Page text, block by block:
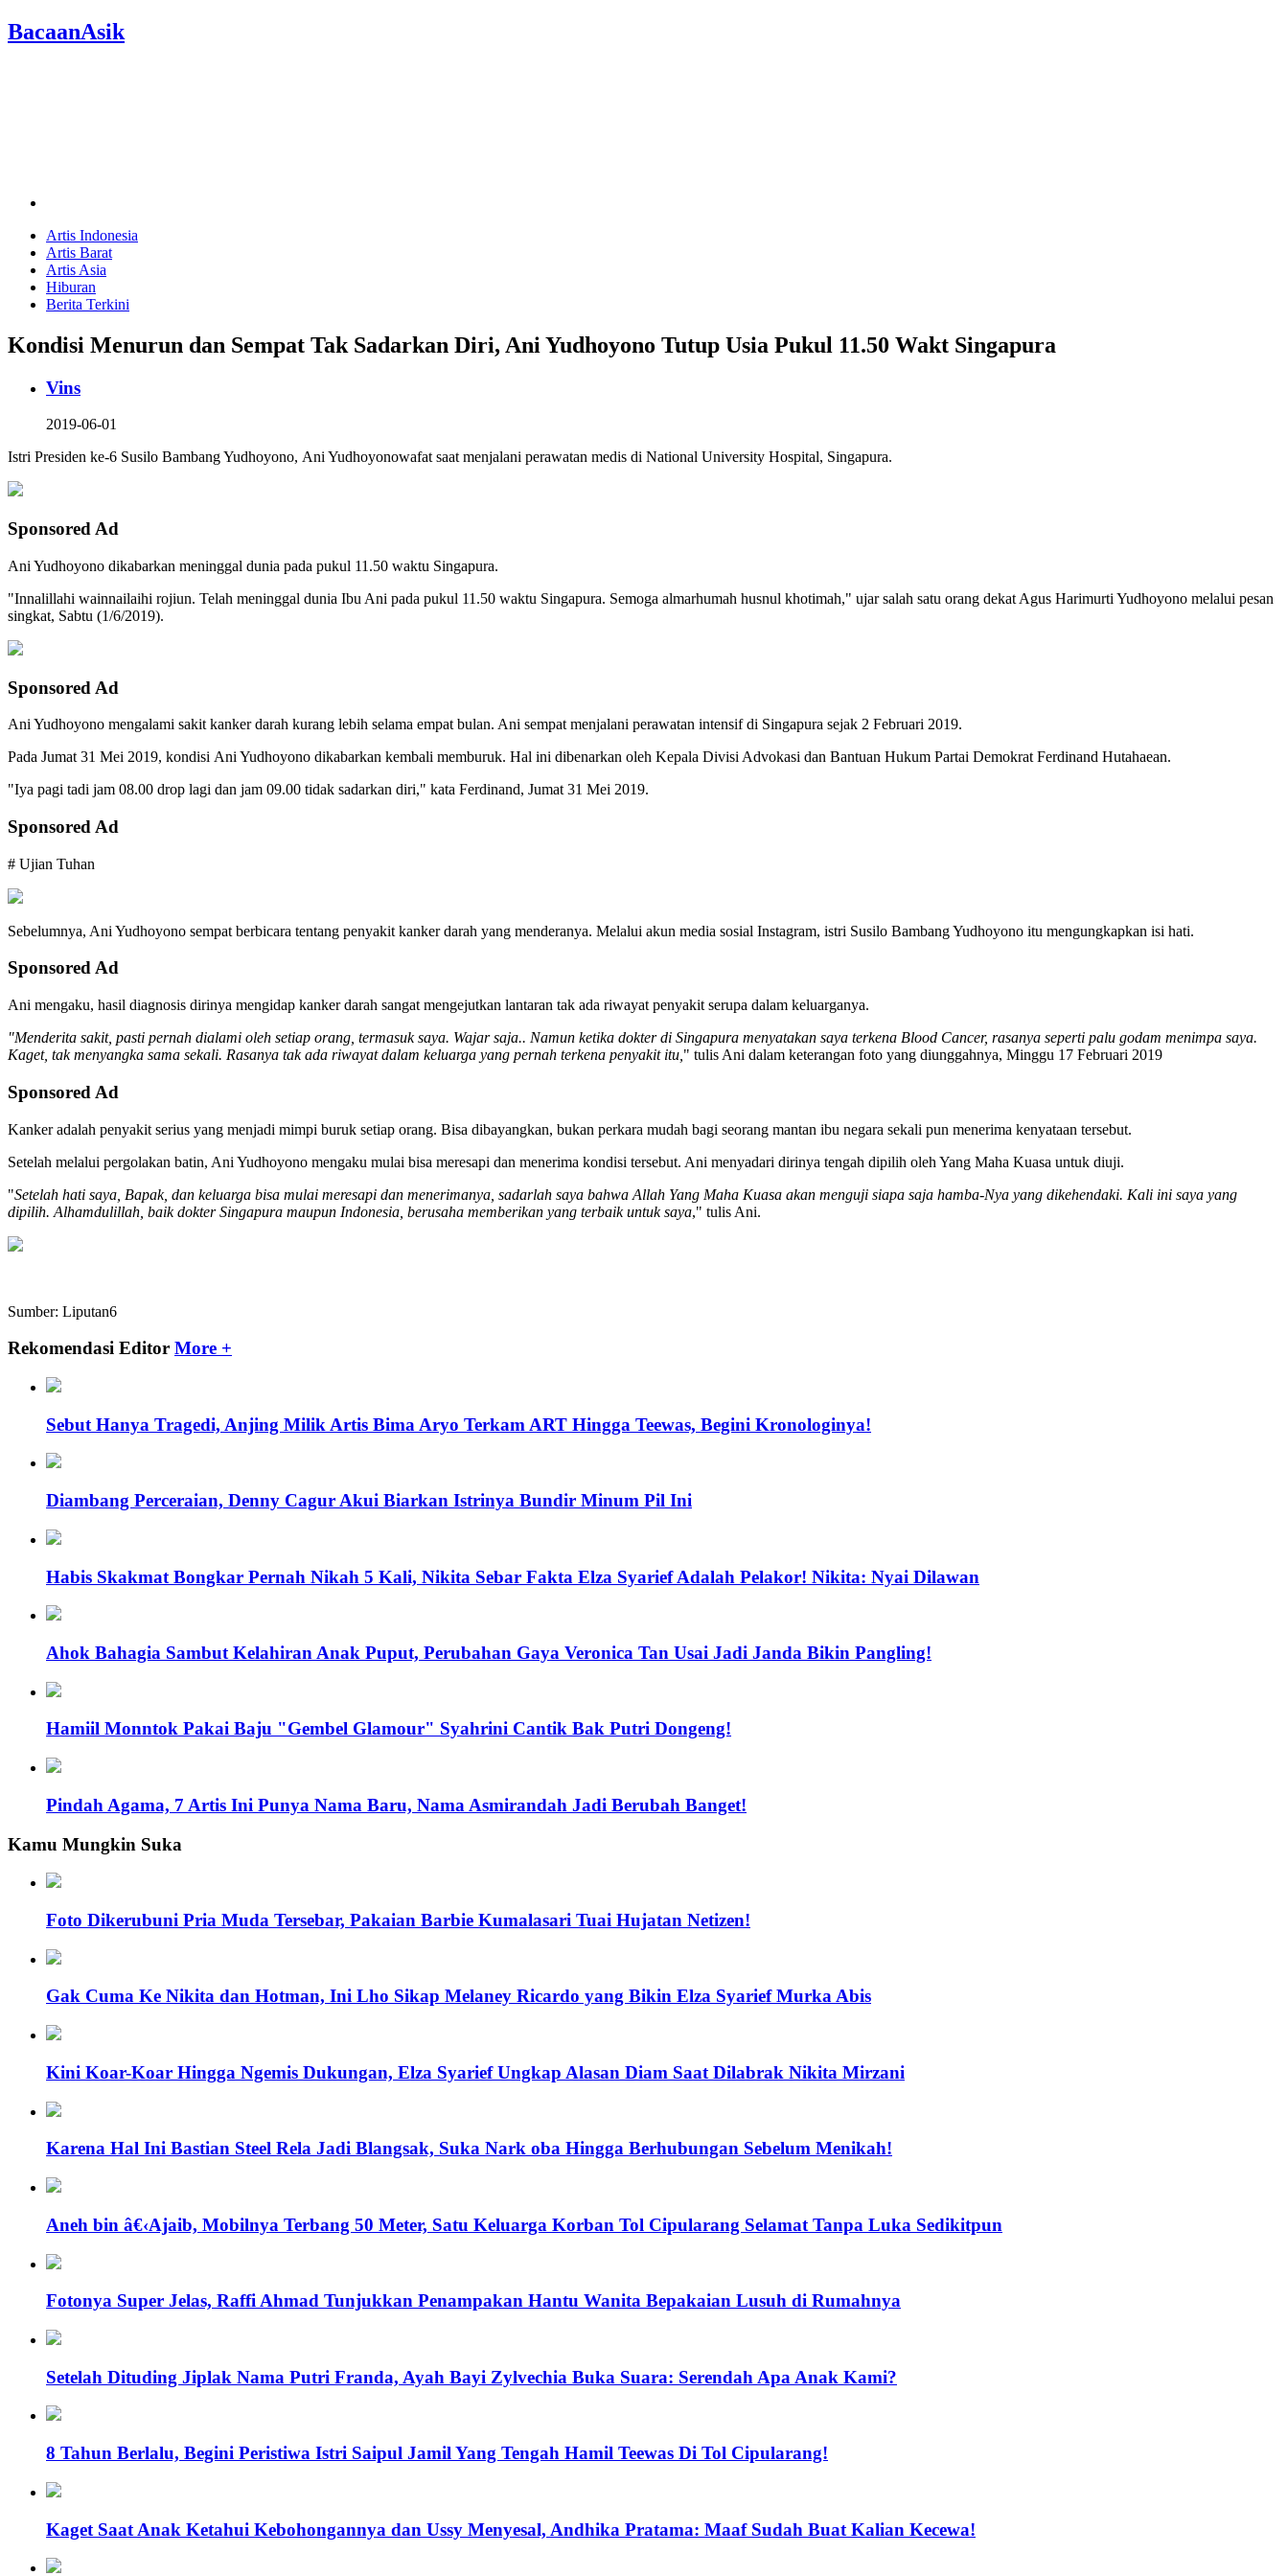
BacaanAsik
Artis Indonesia
Artis Barat
Artis Asia
Hiburan
Berita Terkini
Kondisi Menurun dan Sempat Tak Sadarkan Diri, Ani Yudhoyono Tutup Usia Pukul 11.50 Wakt Singapura
Vins
2019-06-01
Istri Presiden ke-6 Susilo Bambang Yudhoyono, Ani Yudhoyonowafat saat menjalani perawatan medis di National University Hospital, Singapura.
Sponsored Ad
Ani Yudhoyono dikabarkan meninggal dunia pada pukul 11.50 waktu Singapura.
"Innalillahi wainnailaihi rojiun. Telah meninggal dunia Ibu Ani pada pukul 11.50 waktu Singapura. Semoga almarhumah husnul khotimah," ujar salah satu orang dekat Agus Harimurti Yudhoyono melalui pesan
singkat, Sabtu (1/6/2019).
Sponsored Ad
Ani Yudhoyono mengalami sakit kanker darah kurang lebih selama empat bulan. Ani sempat menjalani perawatan intensif di Singapura sejak 2 Februari 2019.
Pada Jumat 31 Mei 2019, kondisi Ani Yudhoyono dikabarkan kembali memburuk. Hal ini dibenarkan oleh Kepala Divisi Advokasi dan Bantuan Hukum Partai Demokrat Ferdinand Hutahaean.
"Iya pagi tadi jam 08.00 drop lagi dan jam 09.00 tidak sadarkan diri," kata Ferdinand, Jumat 31 Mei 2019.
Sponsored Ad
# Ujian Tuhan
Sebelumnya, Ani Yudhoyono sempat berbicara tentang penyakit kanker darah yang menderanya. Melalui akun media sosial Instagram, istri Susilo Bambang Yudhoyono itu mengungkapkan isi hati.
Sponsored Ad
Ani mengaku, hasil diagnosis dirinya mengidap kanker darah sangat mengejutkan lantaran tak ada riwayat penyakit serupa dalam keluarganya.
"Menderita sakit, pasti pernah dialami oleh setiap orang, termasuk saya. Wajar saja.. Namun ketika dokter di Singapura menyatakan saya terkena Blood Cancer, rasanya seperti palu godam menimpa saya.
Kaget, tak menyangka sama sekali. Rasanya tak ada riwayat dalam keluarga yang pernah terkena penyakit itu, " tulis Ani dalam keterangan foto yang diunggahnya, Minggu 17 Februari 2019
Sponsored Ad
Kanker adalah penyakit serius yang menjadi mimpi buruk setiap orang. Bisa dibayangkan, bukan perkara mudah bagi seorang mantan ibu negara sekali pun menerima kenyataan tersebut.
Setelah melalui pergolakan batin, Ani Yudhoyono mengaku mulai bisa meresapi dan menerima kondisi tersebut. Ani menyadari dirinya tengah dipilih oleh Yang Maha Kuasa untuk diuji.
"Setelah hati saya, Bapak, dan keluarga bisa mulai meresapi dan menerimanya, sadarlah saya bahwa Allah Yang Maha Kuasa akan menguji siapa saja hamba-Nya yang dikehendaki. Kali ini saya yang
dipilih. Alhamdulillah, baik dokter Singapura maupun Indonesia, berusaha memberikan yang terbaik untuk saya," tulis Ani.
Sumber: Liputan6
Rekomendasi Editor More +
Sebut Hanya Tragedi, Anjing Milik Artis Bima Aryo Terkam ART Hingga Teewas, Begini Kronologinya!
Diambang Perceraian, Denny Cagur Akui Biarkan Istrinya Bundir Minum Pil Ini
Habis Skakmat Bongkar Pernah Nikah 5 Kali, Nikita Sebar Fakta Elza Syarief Adalah Pelakor! Nikita: Nyai Dilawan
Ahok Bahagia Sambut Kelahiran Anak Puput, Perubahan Gaya Veronica Tan Usai Jadi Janda Bikin Pangling!
Hamiil Monntok Pakai Baju "Gembel Glamour" Syahrini Cantik Bak Putri Dongeng!
Pindah Agama, 7 Artis Ini Punya Nama Baru, Nama Asmirandah Jadi Berubah Banget!
Kamu Mungkin Suka
Foto Dikerubuni Pria Muda Tersebar, Pakaian Barbie Kumalasari Tuai Hujatan Netizen!
Gak Cuma Ke Nikita dan Hotman, Ini Lho Sikap Melaney Ricardo yang Bikin Elza Syarief Murka Abis
Kini Koar-Koar Hingga Ngemis Dukungan, Elza Syarief Ungkap Alasan Diam Saat Dilabrak Nikita Mirzani
Karena Hal Ini Bastian Steel Rela Jadi Blangsak, Suka Nark oba Hingga Berhubungan Sebelum Menikah!
Aneh bin â€‹Ajaib, Mobilnya Terbang 50 Meter, Satu Keluarga Korban Tol Cipularang Selamat Tanpa Luka Sedikitpun
Fotonya Super Jelas, Raffi Ahmad Tunjukkan Penampakan Hantu Wanita Bepakaian Lusuh di Rumahnya
Setelah Dituding Jiplak Nama Putri Franda, Ayah Bayi Zylvechia Buka Suara: Serendah Apa Anak Kami?
8 Tahun Berlalu, Begini Peristiwa Istri Saipul Jamil Yang Tengah Hamil Teewas Di Tol Cipularang!
Kaget Saat Anak Ketahui Kebohongannya dan Ussy Menyesal, Andhika Pratama: Maaf Sudah Buat Kalian Kecewa!